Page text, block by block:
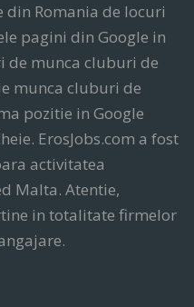
din Romania de locuri
pagini din Google in
de munca cluburi de
munca cluburi de
pozitie in Google
ErosJobs.com a fost
activitatea
Malta. Atentie,
in totalitate firmelor